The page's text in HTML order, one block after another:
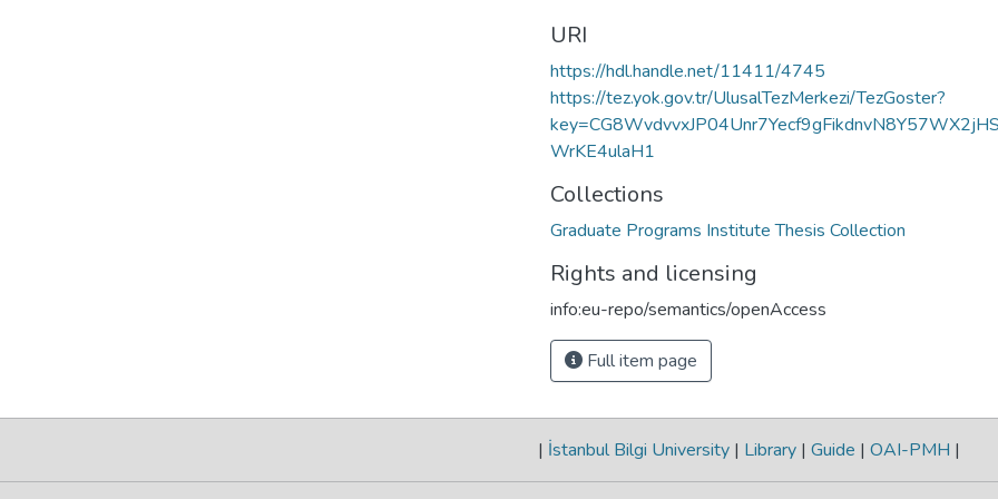
URI
https://hdl.handle.net/11411/4745
https://tez.yok.gov.tr/UlusalTezMerkezi/TezGoster?
WrKE4ulaH1
Collections
Graduate Programs Institute Thesis Collection
Rights and licensing
info:eu-repo/semantics/openAccess
Full item page
| İstanbul Bilgi University | Library | Guide | OAI-PMH |